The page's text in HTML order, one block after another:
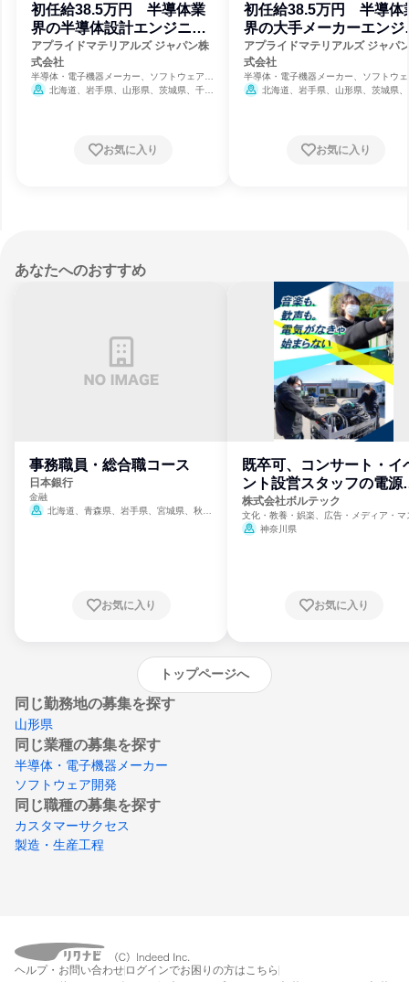
初任給38.5万円 半導体業
界の半導体設計エンジニア
職
アプライドマテリアルズ ジャパン株
式会社
半導体・電子機器メーカー、ソフトウェア開
発
北海道、岩手県、山形県、茨城県、千葉
8月31日締切お気に入り
初任給38.5万円 半導体
界の大手メーカーエンジ
ア職
アプライドマテリアルズ ジャパ
式会社
半導体・電子機器メーカー、ソフトウ
発
北海道、岩手県、山形県、茨城県
8月31日締切お気に入り
あなたへのおすすめ
事務職員・総合職コース
日本銀行
金融
北海道、青森県、岩手県、宮城県、秋田
崎県、熊本県、大分県、宮崎県、鹿児島県、
お気に入り
既卒可、コンサート・イ
ント設営スタッフの電源
門
株式会社ボルテック
文化・教養・娯楽、広告・メディア・マ
ミ、電力・ガス・水道・エネルギー
神奈川県
お気に入り
トップページへ
同じ勤務地の募集を探す
山形県
同じ業種の募集を探す
半導体・電子機器メーカー
ソフトウェア開発
同じ職種の募集を探す
カスタマーサクセス
製造・生産工程
ヘルプ・お問い合わせ ログインでお困りの方はこちら